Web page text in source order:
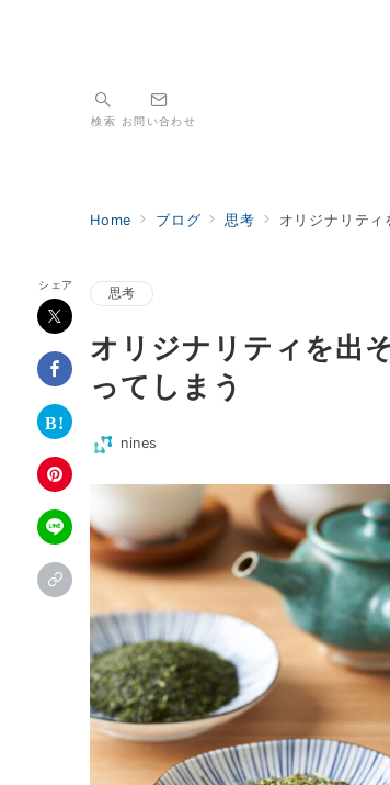
検索 お問い合わせ
Home ブログ 思考 オリジナリティ
シェア
思考
オリジナリティを出
ってしまう
nines